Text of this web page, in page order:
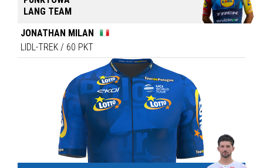
LANG TEAM
JONATHAN MILAN
LIDL-TREK / 60 PKT